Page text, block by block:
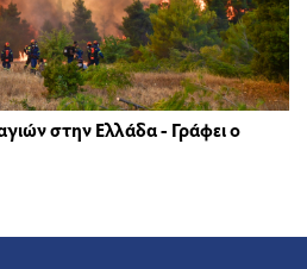
στην Ελλάδα - Γράφει ο